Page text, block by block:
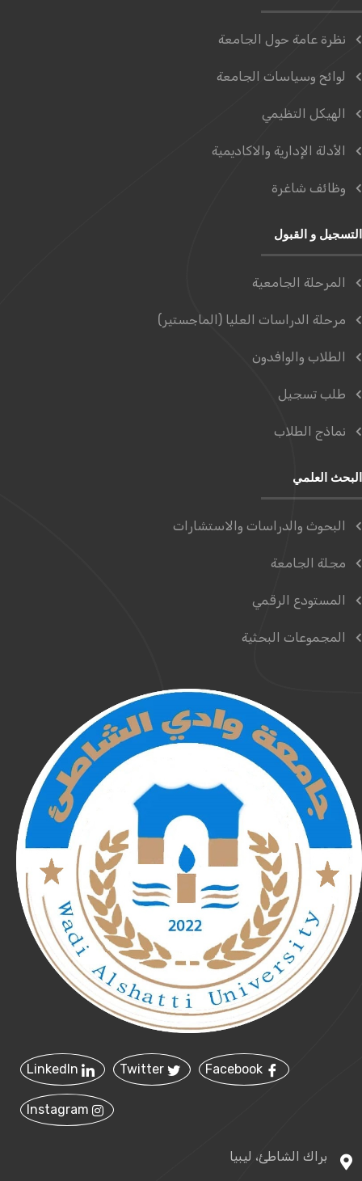
نظرة عامة حول الجامعة
لوائح وسياسات الجامعة
الهيكل التظيمي
الأدلة الإدارية والاكاديمية
وظائف شاغرة
التسجيل و القبول
المرحلة الجامعية
مرحلة الدراسات العليا (الماجستير)
الطلاب والوافدون
طلب تسجيل
نماذج الطلاب
البحث العلمي
البحوث والدراسات والاستشارات
مجلة الجامعة
المستودع الرقمي
المجموعات البحثية
براك الشاطئ، ليبيا